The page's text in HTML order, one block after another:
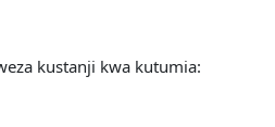
kustanji kwa kutumia: